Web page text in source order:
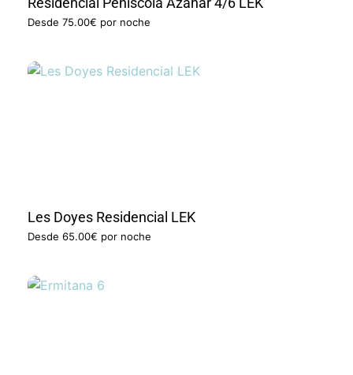
Desde 75.00€ por noche
Les Doyes Residencial LEK
Desde 65.00€ por noche